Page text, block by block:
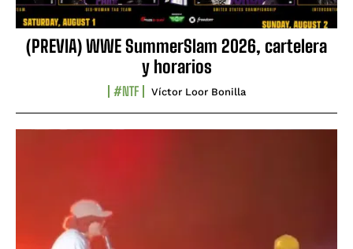
(PREVIA) WWE SummerSlam 2026, cartelera
y horarios
#NTF Víctor Loor Bonilla